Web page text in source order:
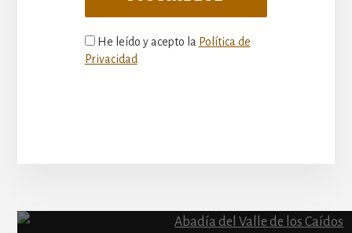
He leído y acepto la Política de
Privacidad
Content